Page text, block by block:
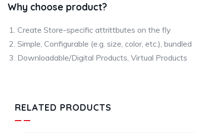
Why choose product?
Create Store-specific attrittbutes on the fly
Simple, Configurable (e.g. size, color, etc.), bundled
Downloadable/Digital Products, Virtual Products
RELATED PRODUCTS